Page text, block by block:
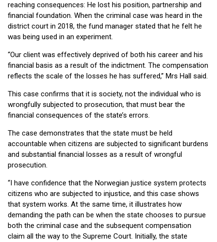
reaching consequences: He lost his position, partnership and
financial foundation. When the criminal case was heard in the
district court in 2018, the fund manager stated that he felt he
was being used in an experiment.
“Our client was effectively deprived of both his career and his
financial basis as a result of the indictment. The compensation
reflects the scale of the losses he has suffered,” Mrs Hall said.
This case confirms that it is society, not the individual who is
wrongfully subjected to prosecution, that must bear the
financial consequences of the state’s errors.
The case demonstrates that the state must be held
accountable when citizens are subjected to significant burdens
and substantial financial losses as a result of wrongful
prosecution.
“I have confidence that the Norwegian justice system protects
citizens who are subjected to injustice, and this case shows
that system works. At the same time, it illustrates how
demanding the path can be when the state chooses to pursue
both the criminal case and the subsequent compensation
claim all the way to the Supreme Court. Initially, the state